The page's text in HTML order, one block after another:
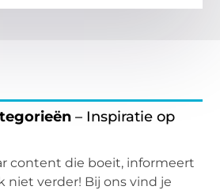
– Inspiratie op
content die boeit, informeert
niet verder! Bij ons vind je